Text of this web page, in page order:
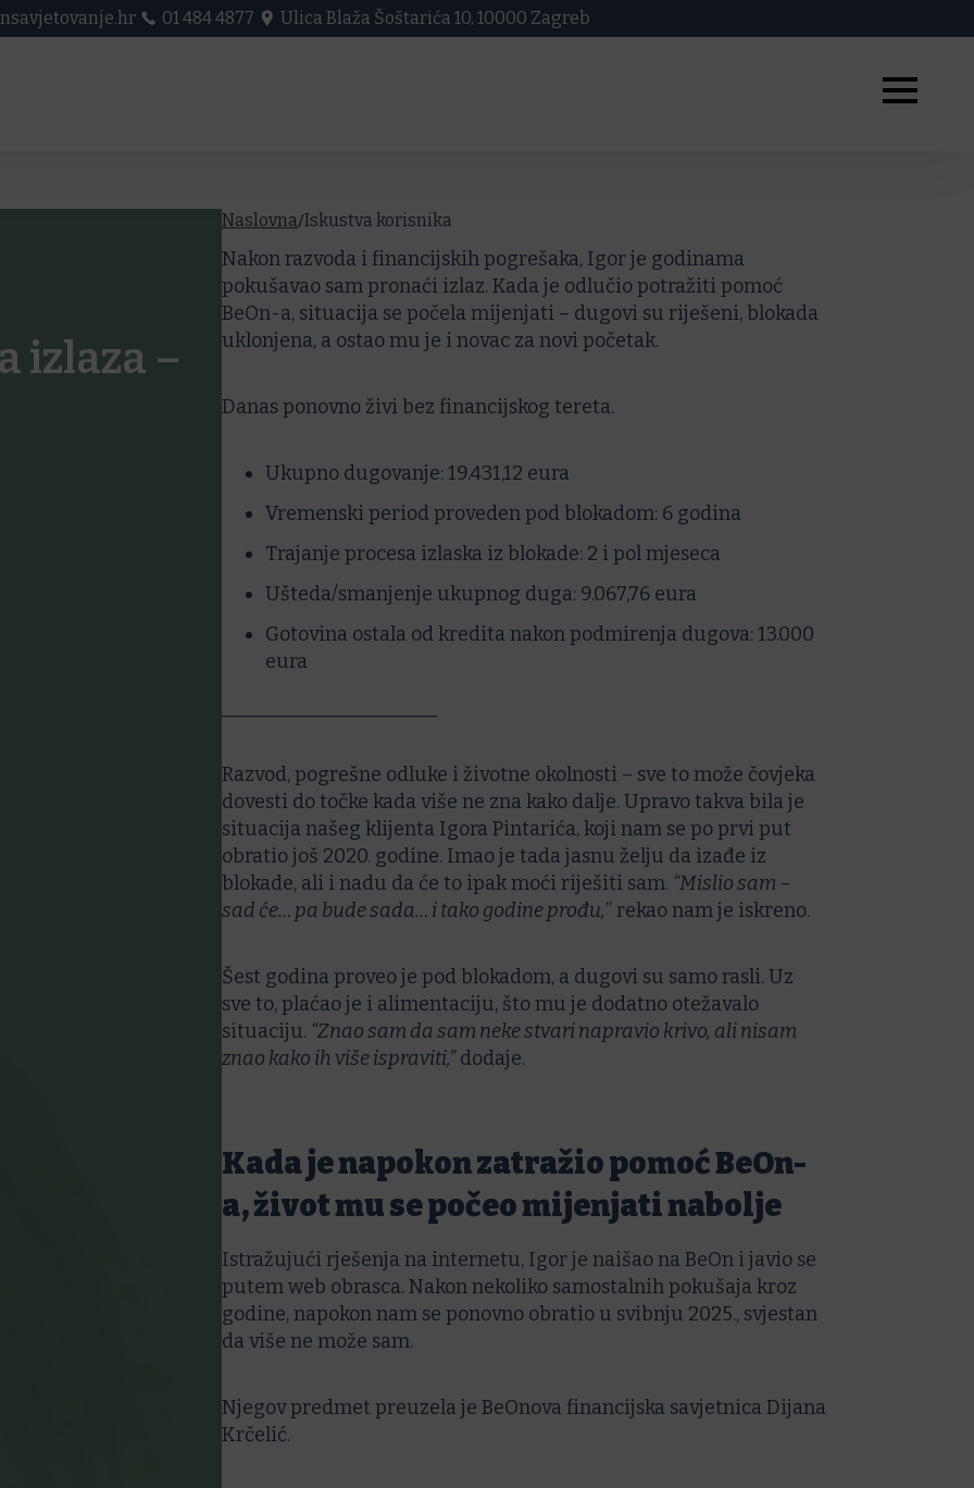
01 484 4877 Ulica Blaža Šoštarića 10, 10000 Zagreb
izlaza –
Naslovna/Iskustva korisnika
Nakon razvoda i financijskih pogrešaka, Igor je godinama
pokušavao sam pronaći izlaz. Kada je odlučio potražiti pomoć
BeOn-a, situacija se počela mijenjati – dugovi su riješeni, blokada
uklonjena, a ostao mu je i novac za novi početak.
Danas ponovno živi bez financijskog tereta.
Ukupno dugovanje: 19.431,12 eura
Vremenski period proveden pod blokadom: 6 godina
Trajanje procesa izlaska iz blokade: 2 i pol mjeseca
Ušteda/smanjenje ukupnog duga: 9.067,76 eura
Gotovina ostala od kredita nakon podmirenja dugova: 13.000
eura
Razvod, pogrešne odluke i životne okolnosti – sve to može čovjeka
dovesti do točke kada više ne zna kako dalje. Upravo takva bila je
situacija našeg klijenta Igora Pintarića, koji nam se po prvi put
obratio još 2020. godine. Imao je tada jasnu želju da izađe iz
blokade, ali i nadu da će to ipak moći riješiti sam. “Mislio sam –
sad će… pa bude sada… i tako godine prođu,” rekao nam je iskreno.
Šest godina proveo je pod blokadom, a dugovi su samo rasli. Uz
sve to, plaćao je i alimentaciju, što mu je dodatno otežavalo
situaciju. “Znao sam da sam neke stvari napravio krivo, ali nisam
znao kako ih više ispraviti,”dodaje.
Kada je napokon zatražio pomoć BeOn-
a, život mu se počeo mijenjati nabolje
Istražujući rješenja na internetu, Igor je naišao na BeOn i javio se
putem web obrasca. Nakon nekoliko samostalnih pokušaja kroz
godine, napokon nam se ponovno obratio u svibnju 2025., svjestan
da više ne može sam.
Njegov predmet preuzela je BeOnova financijska savjetnica Dijana
Krčelić.